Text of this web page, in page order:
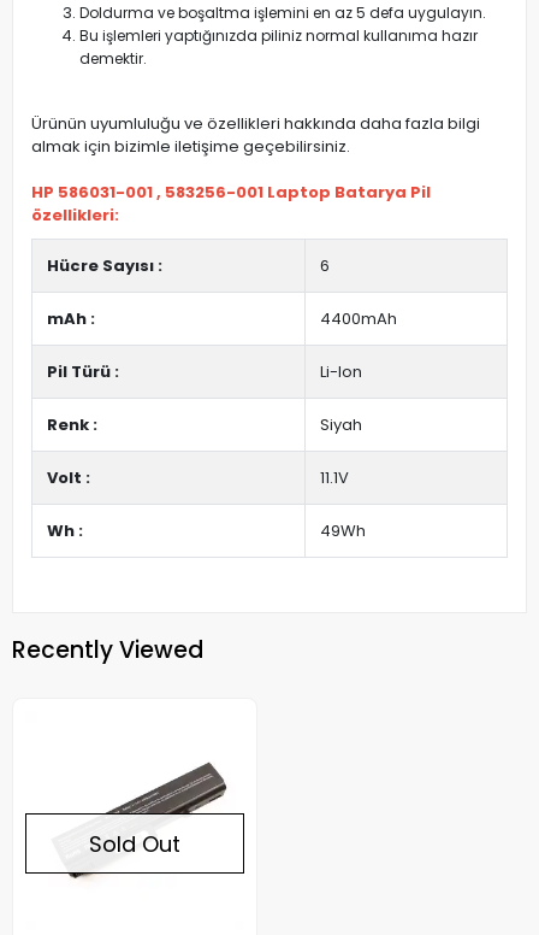
Doldurma ve boşaltma işlemini en az 5 defa uygulayın.
Bu işlemleri yaptığınızda piliniz normal kullanıma hazır
demektir.
Ürünün uyumluluğu ve özellikleri hakkında daha fazla bilgi
almak için bizimle iletişime geçebilirsiniz.
HP 586031-001 , 583256-001 Laptop Batarya Pil
özellikleri:
Hücre Sayısı : 6
mAh : 4400mAh
Pil Türü : Li-Ion
Renk : Siyah
Volt : 11.1V
Wh : 49Wh
Recently Viewed
Sold Out